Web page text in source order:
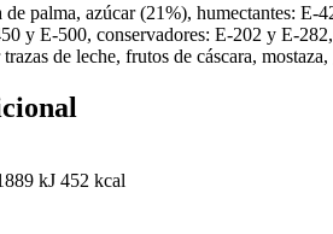
de palma, azúcar (21%), humectantes: E-
y E-500, conservadores: E-202 y E-282,
de leche, frutos de cáscara,
kJ 452 kcal